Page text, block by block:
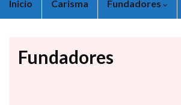
Inicio Carisma Fundadores
Fundadores